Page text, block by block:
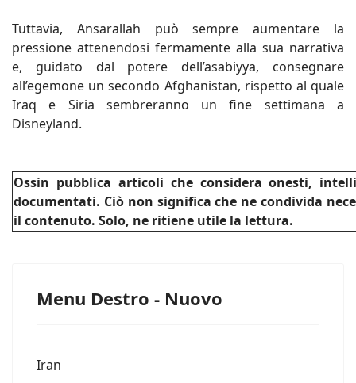
Tuttavia, Ansarallah può sempre aumentare la
pressione attenendosi fermamente alla sua narrativa
e, guidato dal potere dell’asabiyya, consegnare
all’egemone un secondo Afghanistan, rispetto al quale
Iraq e Siria sembreranno un fine settimana a
Disneyland.
Ossin pubblica articoli che considera onesti,
documentati. Ciò non significa che ne condivida
il contenuto. Solo, ne ritiene utile la lettura.
Menu Destro - Nuovo
Iran